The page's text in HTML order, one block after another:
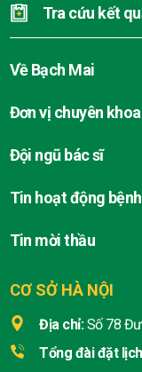
CƠ SỞ HÀ NỘI
Địa chỉ: Số 78
Tổng đài đặt
Tra cứu kết
Về Bạch Mai
Đơn vị chuyên khoa
Đội ngũ bác sĩ
Tin hoạt động
Tin mời thầu